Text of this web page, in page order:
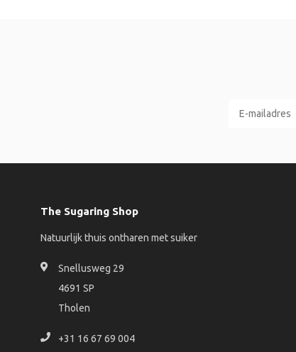
The Sugaring Shop
Natuurlijk thuis ontharen met suiker
Snellusweg 29
4691 SP
Tholen
+31 16 67 69 004